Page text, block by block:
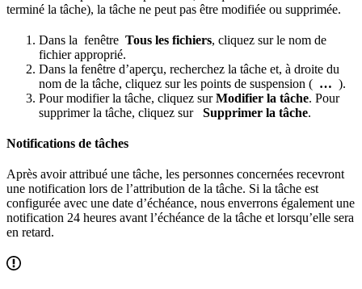
terminé la tâche), la tâche ne peut pas être modifiée ou supprimée.
Dans la fenêtre Tous les fichiers, cliquez sur le nom de
fichier approprié.
Dans la fenêtre d’aperçu, recherchez la tâche et, à droite du
nom de la tâche, cliquez sur les points de suspension ( … ).
Pour modifier la tâche, cliquez surModifier la tâche. Pour
supprimer la tâche, cliquez sur Supprimer la tâche.
Notifications de tâches
Après avoir attribué une tâche, les personnes concernées recevront
une notification lors de l’attribution de la tâche. Si la tâche est
configurée avec une date d’échéance, nous enverrons également une
notification 24 heures avant l’échéance de la tâche et lorsqu’elle sera
en retard.